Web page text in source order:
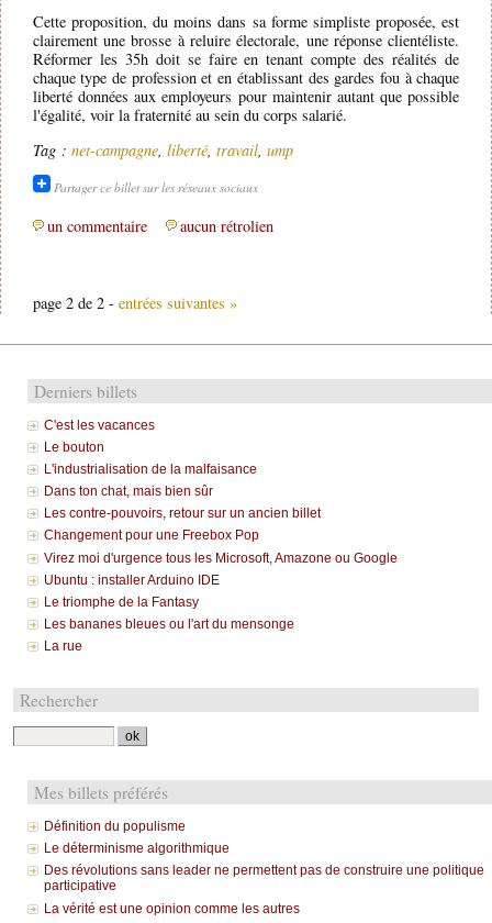
Cette proposition, du moins dans sa forme simpliste proposée, est
clairement une brosse à reluire électorale, une réponse clientéliste.
Réformer les 35h doit se faire en tenant compte des réalités de
chaque type de profession et en établissant des gardes fou à chaque
liberté données aux employeurs pour maintenir autant que possible
l'égalité, voir la fraternité au sein du corps salarié.
Tag : net-campagne, liberté, travail, ump
Partager ce billet sur les réseaux sociaux
un commentaire aucun rétrolien
page 2 de 2 - entrées suivantes »
Derniers billets
C'est les vacances
Le bouton
L'industrialisation de la malfaisance
Dans ton chat, mais bien sûr
Les contre-pouvoirs, retour sur un ancien billet
Changement pour une Freebox Pop
Virez moi d'urgence tous les Microsoft, Amazone ou Google
Ubuntu : installer Arduino IDE
Le triomphe de la Fantasy
Les bananes bleues ou l'art du mensonge
La rue
Rechercher
Mes billets préférés
Définition du populisme
Le déterminisme algorithmique
Des révolutions sans leader ne permettent pas de construire une politique
participative
La vérité est une opinion comme les autres